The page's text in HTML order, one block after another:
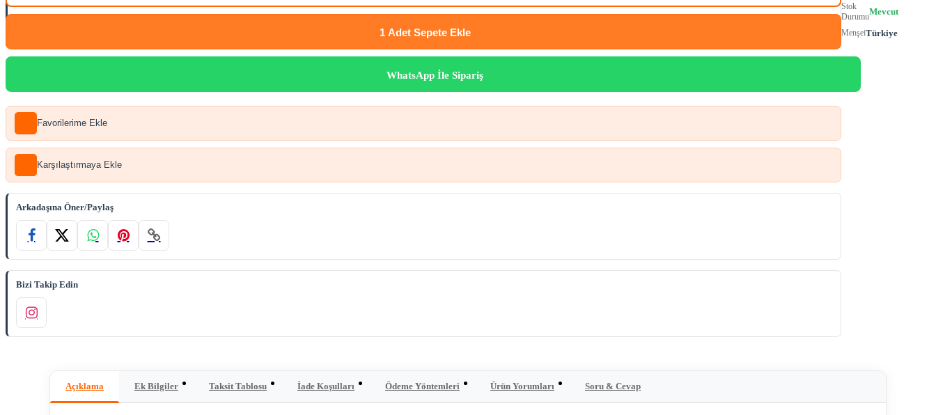
1 Adet Sepete Ekle
WhatsApp İle Sipariş
Stok
DurumuMevcut
MenşeiTürkiye
Favorilerime Ekle
Karşılaştırmaya Ekle
Arkadaşına Öner/Paylaş
Bizi Takip Edin
Açıklama Ek Bilgiler Taksit Tablosu İade Koşulları Ödeme Yöntemleri Ürün Yorumları Soru & Cevap